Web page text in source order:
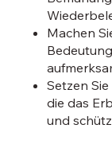
Machen
Setzen
die das
und